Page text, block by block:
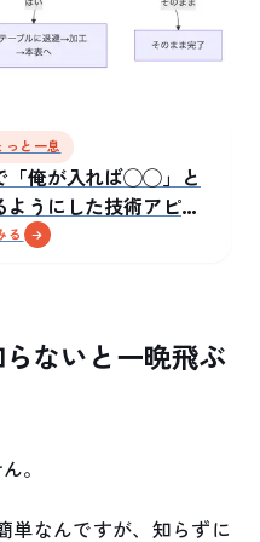
っと一息
「俺が入れば◯◯」と
ようにした技術アピー
み方
る
ないと一晩飛ぶ
。
単なんですが、知らずに